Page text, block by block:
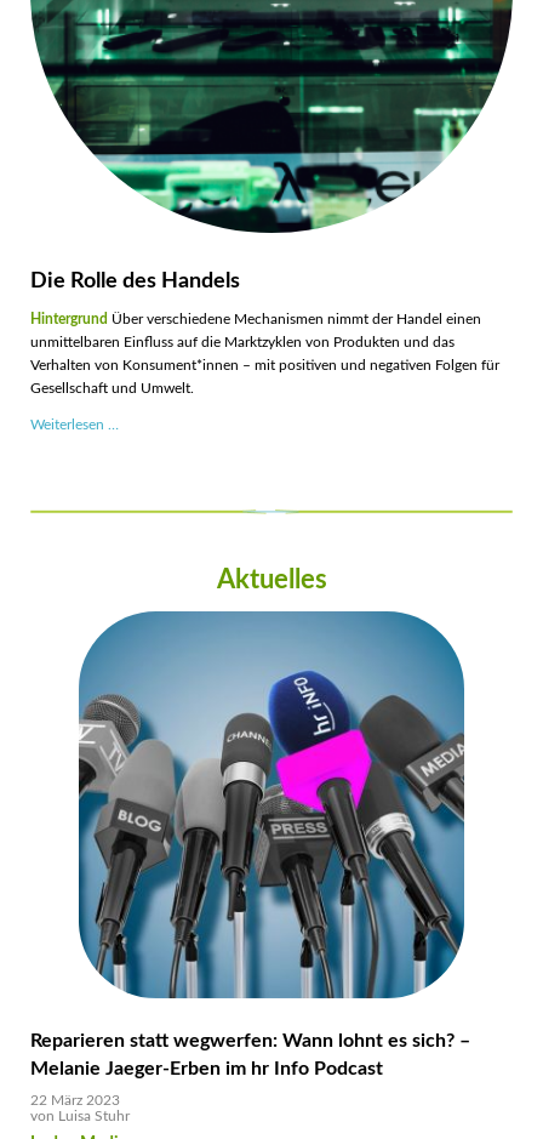
Die Rolle des Handels
Hintergrund Über verschiedene Mechanismen nimmt der Handel einen
unmittelbaren Einfluss auf die Marktzyklen von Produkten und das
Verhalten von Konsument*innen – mit positiven und negativen Folgen für
Gesellschaft und Umwelt.
Weiterlesen …
Aktuelles
Reparieren statt wegwerfen: Wann lohnt es sich? –
Melanie Jaeger-Erben im hr Info Podcast
22 März 2023
von Luisa Stuhr